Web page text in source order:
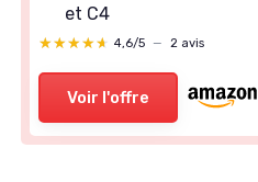
et C4
★★★★★
★★★★★ 4,6/5 — 2 avis
Voir l'offre